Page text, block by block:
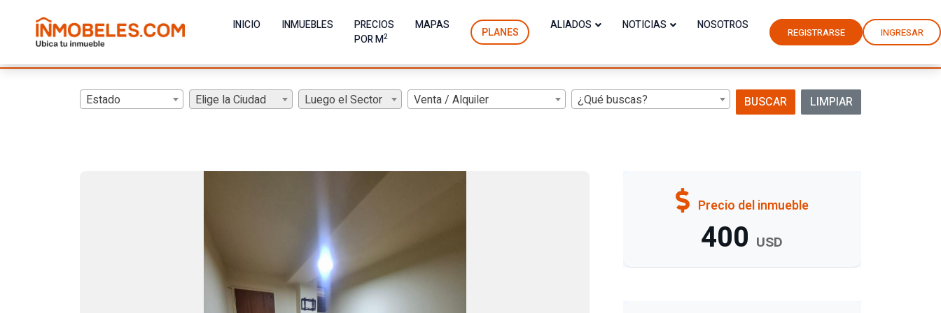
INICIO INMUEBLES
PRECIOS
POR M2
MAPAS PLANES ALIADOS NOTICIAS NOSOTROS REGISTRARSE INGRESAR
Estado Elige la Ciudad Luego el Sector Venta / Alquiler ¿Qué buscas? BUSCAR LIMPIAR
Precio del inmueble
400 USD